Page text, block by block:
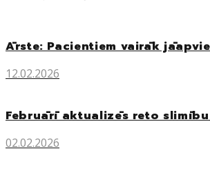
Ārste: Pacientiem vairāk
12.02.2026
Februārī aktualizēs reto
02.02.2026